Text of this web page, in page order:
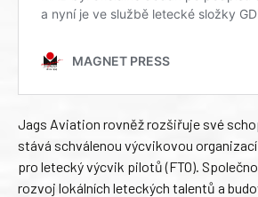
Jags Aviation rovněž rozšiřuje své
stává schválenou výcvikovou organizací
pro letecký výcvik pilotů (FTO).
rozvoj lokálních leteckých talentů a